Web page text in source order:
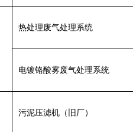
热处理废气处理系统
电镀铬酸雾废气处理系统
污泥压滤机（旧厂）